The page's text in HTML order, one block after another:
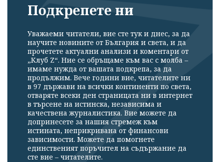
Подкрепете ни
Уважаеми читатели, вие сте тук и днес, за да
научите новините от България и света, и да
прочетете актуални анализи и коментари от
„Клуб Z“. Ние се обръщаме към вас с молба –
имаме нужда от вашата подкрепа, за да
продължим. Вече години вие, читателите ни
в 97 държави на всички континенти по света,
отваряте всеки ден страницата ни в интернет
в търсене на истинска, независима и
качествена журналистика. Вие можете да
допринесете за нашия стремеж към
истината, неприкривана от финансови
зависимости. Можете да помогнете
единственият поръчител на съдържание да
сте вие – читателите.